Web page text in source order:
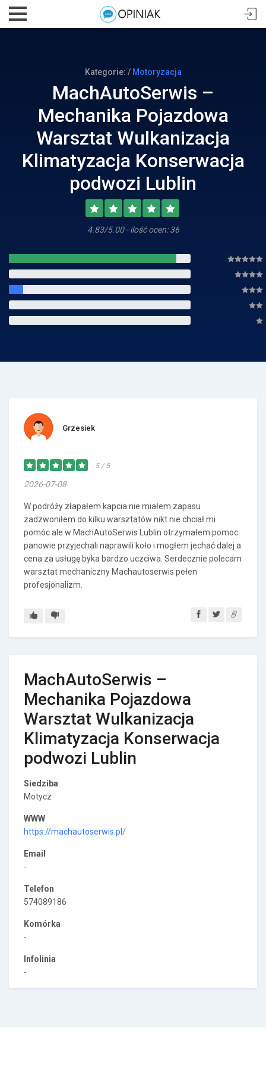
Kategorie: / Motoryzacja
MachAutoSerwis –
Mechanika Pojazdowa
Warsztat Wulkanizacja
Klimatyzacja Konserwacja
podwozi Lublin
4.83/5.00 - ilość ocen: 36
Grzesiek
5 / 5
2026-07-08
W podróży złapałem kapcia nie miałem zapasu
zadzwoniłem do kilku warsztatów nikt nie chciał mi
pomóc ale w MachAutoSerwis Lublin otrzymałem pomoc
panowie przyjechali naprawili koło i mogłem jechać dalej a
cena za usługę byka bardzo uczciwa. Serdecznie polecam
warsztat mechaniczny Machautoserwis pełen
profesjonalizm.
MachAutoSerwis –
Mechanika Pojazdowa
Warsztat Wulkanizacja
Klimatyzacja Konserwacja
podwozi Lublin
Siedziba
Motycz
WWW
https://machautoserwis.pl/
Email
-
Telefon
574089186
Komórka
-
Infolinia
-